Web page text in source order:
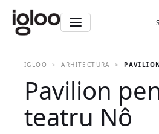
IGLOO ARHITECTURA
Pavilion
teatru Nô